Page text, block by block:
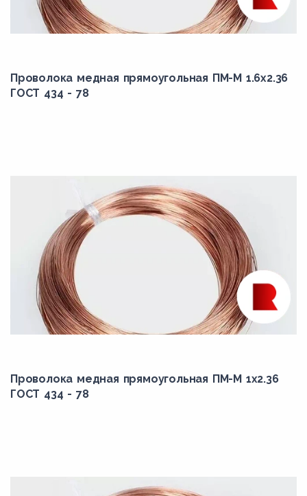
Проволока медная прямоугольная ПМ-М 1.6x2.36
ГОСТ 434 - 78
Проволока медная прямоугольная ПМ-М 1x2.36
ГОСТ 434 - 78